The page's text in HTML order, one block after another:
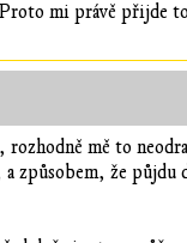
mi právě přijde
mě to
že půjdu